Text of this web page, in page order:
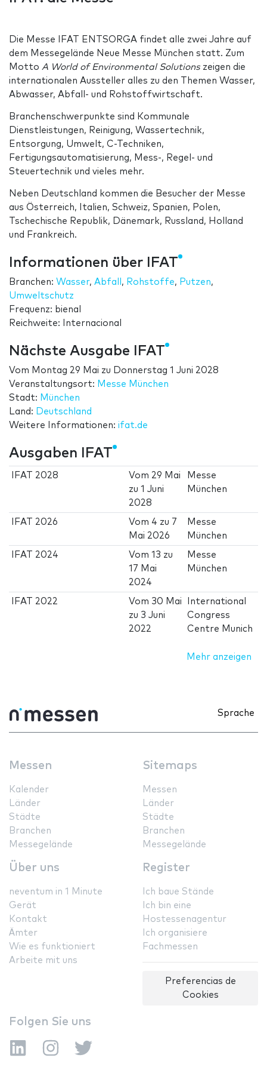
Die Messe IFAT ENTSORGA findet alle zwei Jahre auf
dem Messegelände Neue Messe München statt. Zum
Motto A World of Environmental Solutions zeigen die
internationalen Aussteller alles zu den Themen Wasser,
Abwasser, Abfall- und Rohstoffwirtschaft.
Branchenschwerpunkte sind Kommunale
Dienstleistungen, Reinigung, Wassertechnik,
Entsorgung, Umwelt, C-Techniken,
Fertigungsautomatisierung, Mess-, Regel- und
Steuertechnik und vieles mehr.
Neben Deutschland kommen die Besucher der Messe
aus Österreich, Italien, Schweiz, Spanien, Polen,
Tschechische Republik, Dänemark, Russland, Holland
und Frankreich.
Informationen über IFAT
Branchen: Wasser, Abfall , Rohstoffe, Putzen,
Umweltschutz
Frequenz: bienal
Reichweite: Internacional
Nächste Ausgabe IFAT
Vom Montag 29 Mai zu Donnerstag 1 Juni 2028
Veranstaltungsort: Messe München
Stadt: München
Land: Deutschland
Weitere Informationen: ifat.de
Ausgaben IFAT
IFAT 2028 Vom 29 Mai
zu1 Juni
2028
Messe
München
IFAT 2026 Vom 4 zu 7
Mai 2026
Messe
München
IFAT 2024 Vom13 zu
17 Mai
2024
Messe
München
IFAT 2022 Vom 30 Mai
zu 3 Juni
2022
International
Congress
Centre Munich
Mehr anzeigen
Sprache
Messen
Kalender
Länder
Städte
Branchen
Messegelände
Sitemaps
Messen
Länder
Städte
Branchen
Messegelände
Über uns
neventum in 1 Minute
Gerät
Kontakt
Ämter
Wie es funktioniert
Arbeite mit uns
Register
Ich baue Stände
Ich bin eine
Hostessenagentur
Ich organisiere
Fachmessen
Preferencias de
Cookies
Folgen Sie uns